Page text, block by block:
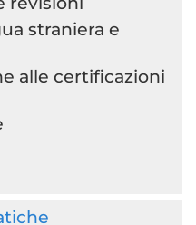
straniera e
alle certificazioni